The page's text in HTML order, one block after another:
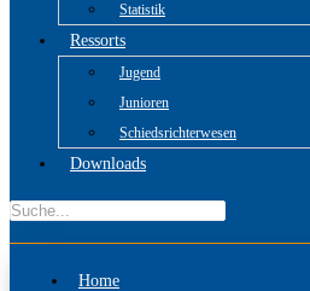
Statistik
Ressorts
Jugend
Junioren
Schiedsrichterwesen
Downloads
Home